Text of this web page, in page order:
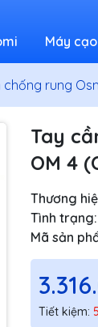
Máy
rung
Tay
OM 4
Thương
Tình trạng:
Mã sản
Tiết kiệm: